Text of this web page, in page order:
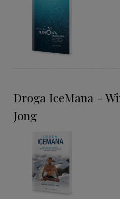
Droga IceMana -
Jong